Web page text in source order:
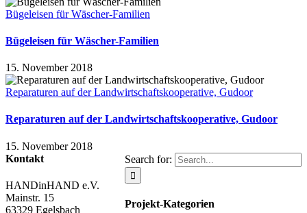
Bügeleisen für Wäscher-Familien
Bügeleisen für Wäscher-Familien
15. November 2018
Reparaturen auf der Landwirtschaftskooperative, Gudoor
Reparaturen auf der Landwirtschaftskooperative, Gudoor
15. November 2018
Search for:
Projekt-Kategorien
Kontakt
HANDinHAND e.V.
Mainstr. 15
63329 Egelsbach